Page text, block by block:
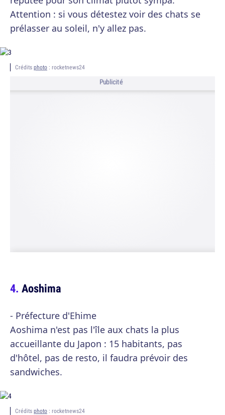
Attention : si vous détestez voir des chats se
prélasser au soleil, n'y allez pas.
Crédits photo : rocketnews24
Publicité
Aoshima
- Préfecture d'Ehime
Aoshima n'est pas l'île aux chats la plus
accueillante du Japon : 15 habitants, pas
d'hôtel, pas de resto, il faudra prévoir des
sandwiches.
Crédits photo : rocketnews24